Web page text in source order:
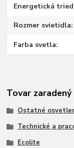
Energetická
Rozmer svietidla
Farba svetla
Tovar
Ostatné
Technické a
Ecolite